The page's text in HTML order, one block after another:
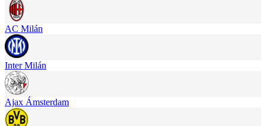
AC Milán
Inter Milán
Ajax Ámsterdam